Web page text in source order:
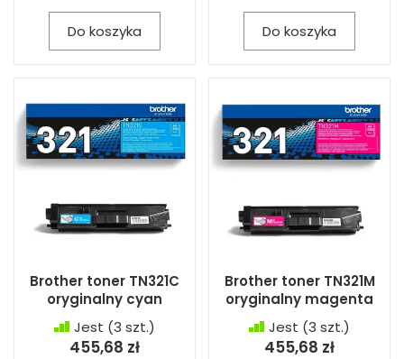
Do koszyka Do koszyka
Brother toner TN321C
oryginalny cyan
Jest (3 szt.)
455,68 zł
Brother toner TN321M
oryginalny magenta
Jest (3 szt.)
455,68 zł